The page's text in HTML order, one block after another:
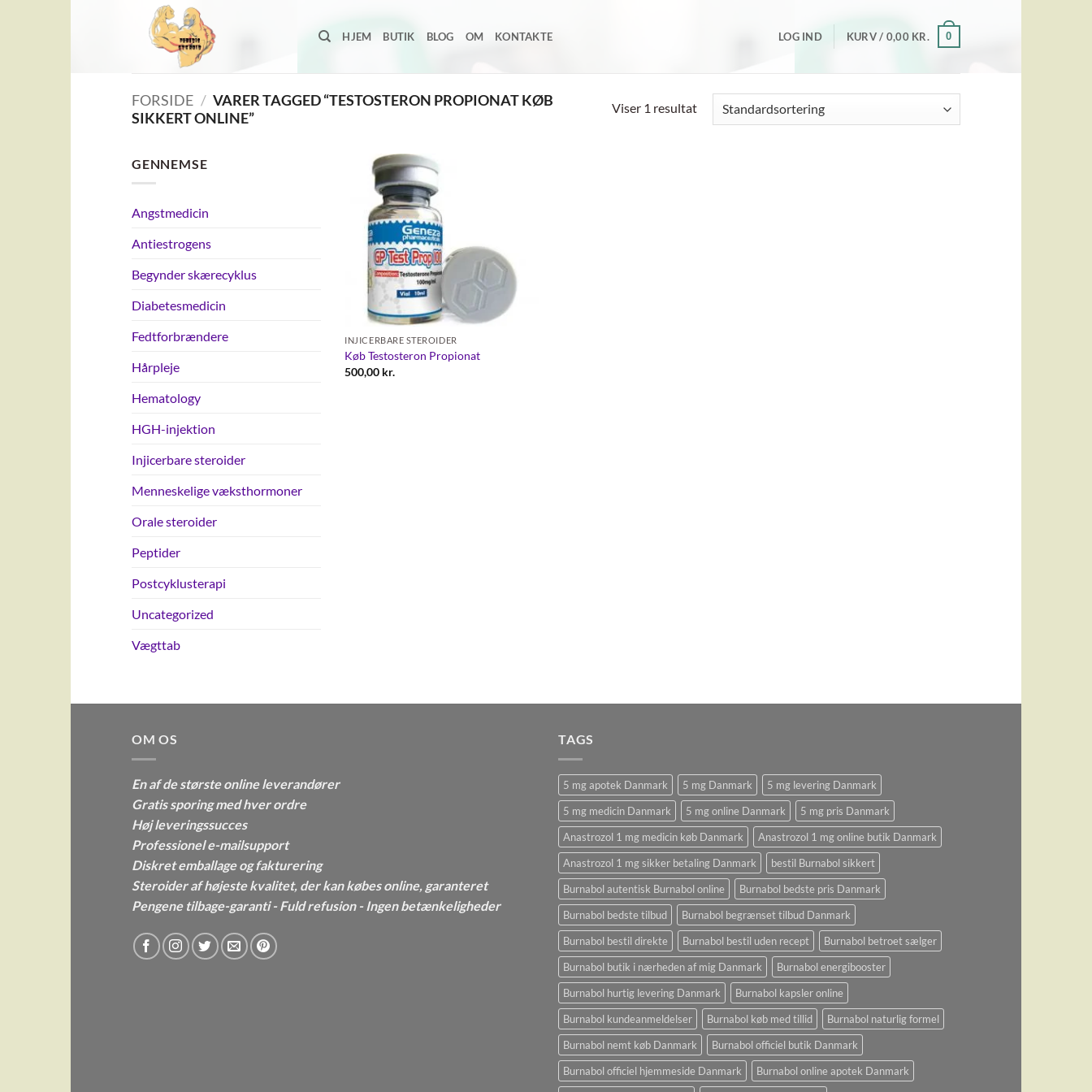
HJEM BUTIK BLOG OM KONTAKTE LOG IND KURV / 0,00 KR. 0
FORSIDE / VARER TAGGED “TESTOSTERON PROPIONAT KØB
SIKKERT ONLINE”
Viser 1 resultat
GENNEMSE
Angstmedicin
Antiestrogens
Begynder skærecyklus
Diabetesmedicin
Fedtforbrændere
Hårpleje
Hematology
HGH-injektion
Injicerbare steroider
Menneskelige væksthormoner
Orale steroider
Peptider
Postcyklusterapi
Uncategorized
Vægttab
INJICERBARE STEROIDER
Køb Testosteron Propionat
500,00 kr.
OM OS
En af de største online leverandører
Gratis sporing med hver ordre
Høj leveringssucces
Professionel e-mailsupport
Diskret emballage og fakturering
Steroider af højeste kvalitet, der kan købes online, garanteret
Pengene tilbage-garanti - Fuld refusion - Ingen betænkeligheder
TAGS
5 mg apotek Danmark 5 mg Danmark
5 mg levering Danmark
5 mg medicin Danmark
5 mg online Danmark
5 mg pris Danmark
Anastrozol 1 mg medicin køb Danmark
Anastrozol 1 mg online butik Danmark
Anastrozol 1 mg sikker betaling Danmark
bestil Burnabol sikkert
Burnabol autentisk Burnabol online
Burnabol bedste pris Danmark
Burnabol bedste tilbud
Burnabol begrænset tilbud Danmark
Burnabol bestil direkte
Burnabol bestil uden recept
Burnabol betroet sælger
Burnabol butik i nærheden af ​​mig Danmark
Burnabol energibooster
Burnabol hurtig levering Danmark
Burnabol kapsler online
Burnabol kundeanmeldelser
Burnabol køb med tillid
Burnabol naturlig formel
Burnabol nemt køb Danmark
Burnabol officiel butik Danmark
Burnabol officiel hjemmeside Danmark
Burnabol online apotek Danmark